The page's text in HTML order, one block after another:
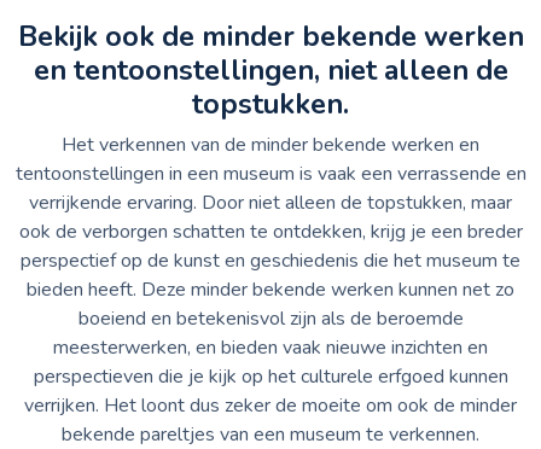
Bekijk ook de minder bekende werken
en tentoonstellingen, niet alleen de
topstukken.
Het verkennen van de minder bekende werken en
tentoonstellingen in een museum is vaak een verrassende en
verrijkende ervaring. Door niet alleen de topstukken, maar
ook de verborgen schatten te ontdekken, krijg je een breder
perspectief op de kunst en geschiedenis die het museum te
bieden heeft. Deze minder bekende werken kunnen net zo
boeiend en betekenisvol zijn als de beroemde
meesterwerken, en bieden vaak nieuwe inzichten en
perspectieven die je kijk op het culturele erfgoed kunnen
verrijken. Het loont dus zeker de moeite om ook de minder
bekende pareltjes van een museum te verkennen.